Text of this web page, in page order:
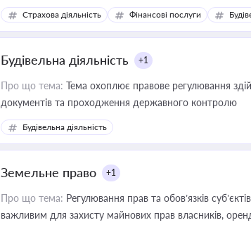
медійних змін у цій сфері корисне для власника
приватизації, оренди державного майна,
Страхова діяльність Фінансові послуги
Будівельна діяльність +1
Про що тема: Тема охоплює правове регулювання
документів та проходження державного контролю
Будівельна діяльність
Земельне право +1
Про що тема: Регулювання прав та обов’язків
важливим для захисту майнових прав власників,